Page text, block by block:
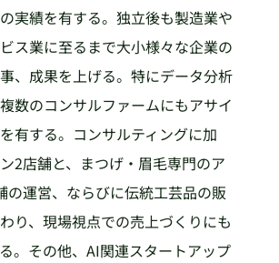
実績を有する。独立後も製造業や
ス業に至るまで大小様々な企業の
、成果を上げる。特にデータ分析
数のコンサルファームにもアサイ
有する。コンサルティングに加
2店舗と、まつげ・眉毛専門のア
の運営、ならびに伝統工芸品の販
り、現場視点での売上づくりにも
。その他、AI関連スタートアップ